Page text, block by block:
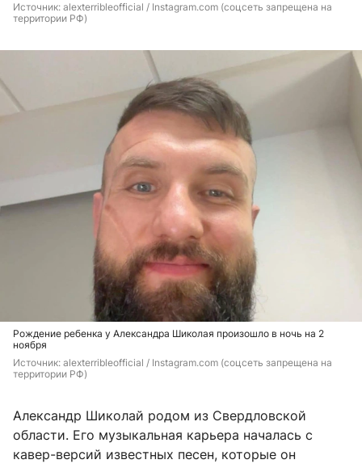
Источник: alexterribleofficial / Instagram.com (соцсеть запрещена на
территории РФ)
Рождение ребенка у Александра Шиколая произошло в ночь на 2
ноября
Источник: alexterribleofficial / Instagram.com (соцсеть запрещена на
территории РФ)
Александр Шиколай родом из Свердловской
области. Его музыкальная карьера началась с
кавер-версий известных песен, которые он